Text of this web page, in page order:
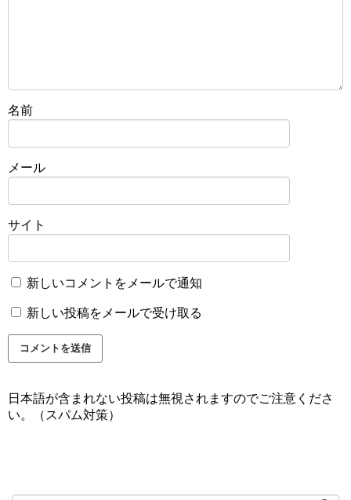
名前
メール
サイト
新しいコメントをメールで通知
新しい投稿をメールで受け取る
日本語が含まれない投稿は無視されますのでご注意くださ
い。（スパム対策）